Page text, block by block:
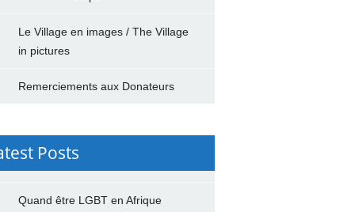
Le Village en images / The Village
in pictures
Remerciements aux Donateurs
Posts
Quand être LGBT en Afrique